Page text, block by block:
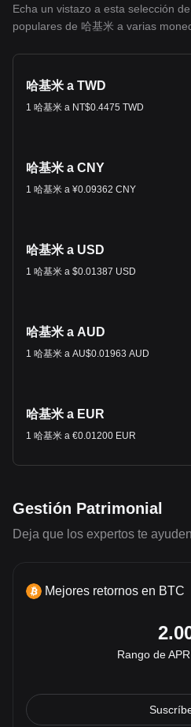
Echa un vistazo a esta selección
populares de 哈基米 a varias
哈基米 a TWD
1 哈基米 a NT$0.4475 TWD
哈基米 a CNY
1 哈基米 a ¥0.09362 CNY
哈基米 a USD
1 哈基米 a $0.01387 USD
哈基米 a AUD
1 哈基米 a AU$0.01963 AUD
哈基米 a EUR
1 哈基米 a €0.01200 EUR
Gestión Patrimonial
Deja que los expertos te
Mejores retornos en BTC
Rango de